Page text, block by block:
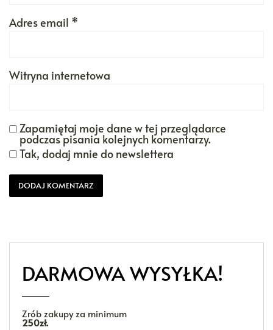
Adres email *
Witryna internetowa
Zapamiętaj moje dane w tej przeglądarce
podczas pisania kolejnych komentarzy.
Tak, dodaj mnie do newslettera
DARMOWA WYSYŁKA!
Zrób zakupy za minimum
250zł.